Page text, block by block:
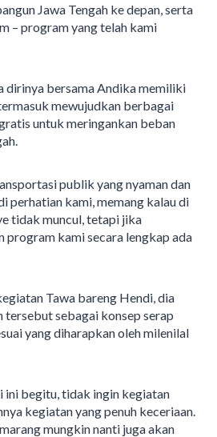
Jawa Tengah ke depan, serta
– program yang telah kami
dirinya bersama Andika memiliki
mewujudkan berbagai
untuk meringankan beban
publik yang nyaman dan
perhatian kami, memang kalau di
tidak muncul, tetapi jika
program kami secara lengkap ada
Tawa bareng Hendi, dia
sebagai konsep serap
yang diharapkan oleh milenilal
ini begitu, tidak ingin kegiatan
kegiatan yang penuh keceriaan.
mungkin nanti juga akan